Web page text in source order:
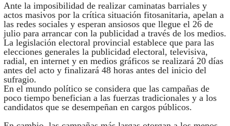
Ante la imposibilidad de realizar caminatas barriales y
actos masivos por la crítica situación fitosanitaria, apelan a
las redes sociales y esperan ansiosos que llegue el 26 de
julio para arrancar con la publicidad a través de los medios.
La legislación electoral provincial establece que para las
elecciones generales la publicidad electoral, televisiva,
radial, en internet y en medios gráficos se realizará 20 días
antes del acto y finalizará 48 horas antes del inicio del
sufragio.
En el mundo político se considera que las campañas de
poco tiempo benefician a las fuerzas tradicionales y a los
candidatos que se desempeñan en cargos públicos.